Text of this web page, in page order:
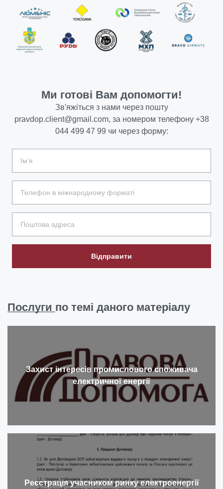
Ми готові Вам допомогти!
Зв'яжіться з нами через пошту
pravdop.client@gmail.com, за номером телефону +38
044 499 47 99 чи через форму:
Відправити
Послуги по темі даного матеріалу
Захист інтересів промислового споживача
електричної енергії
Реєстрація учасником ринку електроенергії